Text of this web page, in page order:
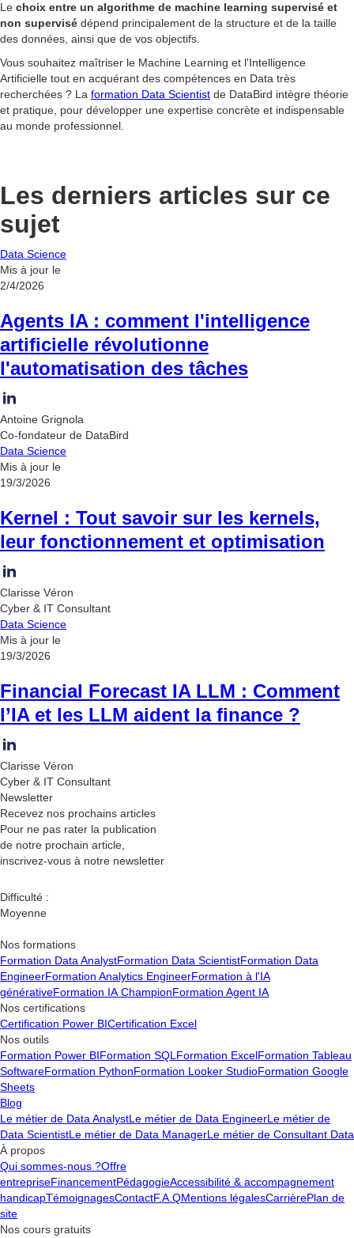
Le choix entre un algorithme de machine learning supervisé et
non supervisé dépend principalement de la structure et de la taille
des données, ainsi que de vos objectifs.
Vous souhaitez maîtriser le Machine Learning et l'Intelligence
Artificielle tout en acquérant des compétences en Data très
recherchées ? La formation Data Scientist de DataBird intègre théorie
et pratique, pour développer une expertise concrète et indispensable
au monde professionnel.
Les derniers articles sur ce
sujet
Data Science
Mis à jour le
2/4/2026
Agents IA : comment l'intelligence
artificielle révolutionne
l'automatisation des tâches
Antoine Grignola
Co-fondateur de DataBird
Data Science
Mis à jour le
19/3/2026
Kernel : Tout savoir sur les kernels,
leur fonctionnement et optimisation
Clarisse Véron
Cyber & IT Consultant
Data Science
Mis à jour le
19/3/2026
Financial Forecast IA LLM : Comment
l’IA et les LLM aident la finance ?
Clarisse Véron
Cyber & IT Consultant
Newsletter
Recevez nos prochains articles
Pour ne pas rater la publication
de notre prochain article,
inscrivez-vous à notre newsletter
Difficulté :
Moyenne
Nos formations
Formation Data AnalystFormation Data ScientistFormation Data
EngineerFormation Analytics EngineerFormation à l'IA
générativeFormation IA ChampionFormation Agent IA
Nos certifications
Certification Power BICertification Excel
Nos outils
Formation Power BIFormation SQL Formation ExcelFormation Tableau
SoftwareFormation PythonFormation Looker StudioFormation Google
Sheets
Blog
Le métier de Data AnalystLe métier de Data EngineerLe métier de
Data ScientistLe métier de Data ManagerLe métier de Consultant Data
À propos
Qui sommes-nous ?Offre
entrepriseFinancementPédagogieAccessibilité & accompagnement
handicapTémoignagesContactF.A.QMentions légalesCarrièrePlan de
site
Nos cours gratuits